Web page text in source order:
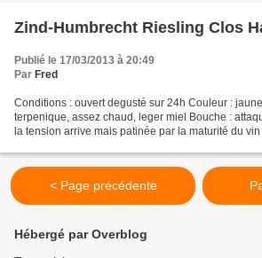
Zind-Humbrecht Riesling Clos
Publié le 17/03/2013 à 20:49
Par Fred
Conditions : ouvert degusté sur 24h Couleur :
terpenique, assez chaud, leger miel Bouche :
la tension arrive mais patinée par la maturité du
< Page précédente
Hébergé par Overblog